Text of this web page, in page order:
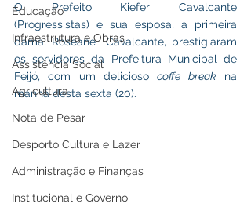
Educação
Infraestrutura e Obras
Assistência Social
Agricultura
Nota de Pesar
Desporto Cultura e Lazer
Administração e Finanças
Institucional e Governo
O Prefeito Kiefer Cavalcante
(Progressistas) e sua esposa, a primeira
dama, Roseane  Cavalcante, prestigiaram
os servidores da Prefeitura Municipal de
Feijó, com um delicioso coffe break na
manhã desta sexta (20).